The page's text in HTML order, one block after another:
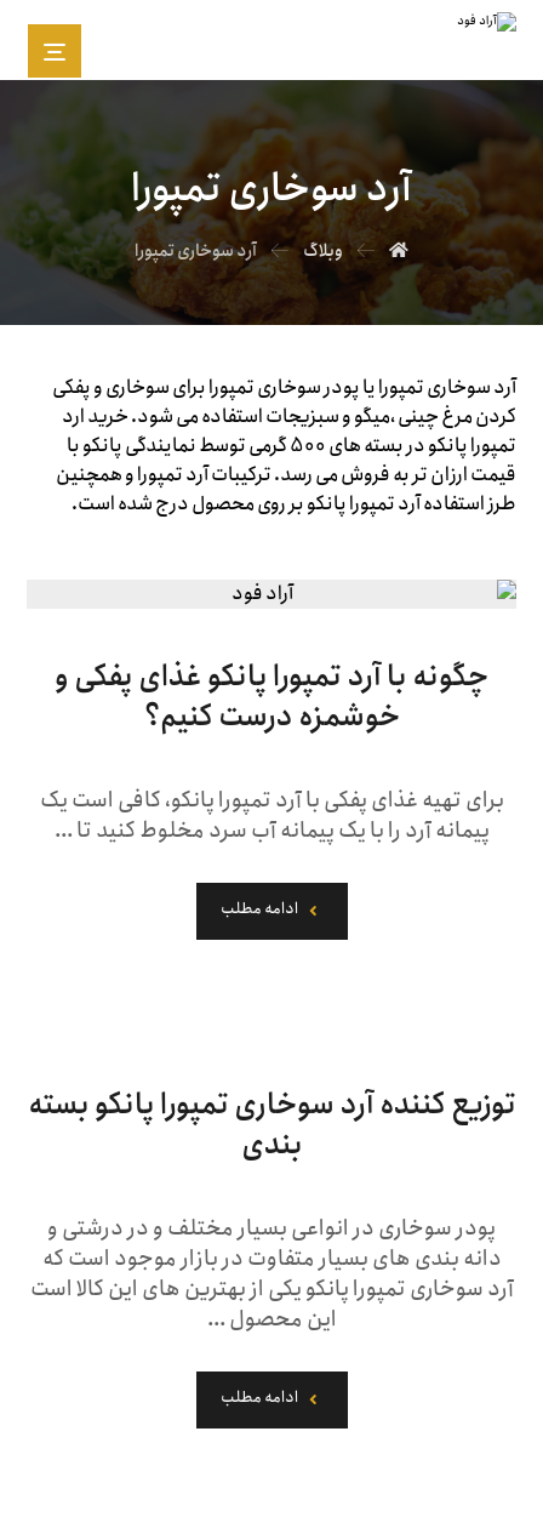
آرد سوخاری تمپورا
وبلاگ آرد سوخاری تمپورا
آرد سوخاری تمپورا یا پودر سوخاری تمپورا برای سوخاری و پفکی
کردن مرغ چینی ،میگو و سبزیجات استفاده می شود. خرید ارد
تمپورا پانکو در بسته های 500 گرمی توسط نمایندگی پانکو با
قیمت ارزان تر به فروش می رسد. ترکیبات آرد تمپورا و همچنین
طرز استفاده آرد تمپورا پانکو بر روی محصول درج شده است.
چگونه با آرد تمپورا پانکو غذای پفکی و
خوشمزه درست کنیم؟
برای تهیه غذای پفکی با آرد تمپورا پانکو، کافی است یک
پیمانه آرد را با یک پیمانه آب سرد مخلوط کنید تا ...
ادامه مطلب
توزیع کننده آرد سوخاری تمپورا پانکو بسته
بندی
پودر سوخاری در انواعی بسیار مختلف و در درشتی و
دانه بندی های بسیار متفاوت در بازار موجود است که
آرد سوخاری تمپورا پانکو یکی از بهترین های این کالا است
این محصول ...
ادامه مطلب